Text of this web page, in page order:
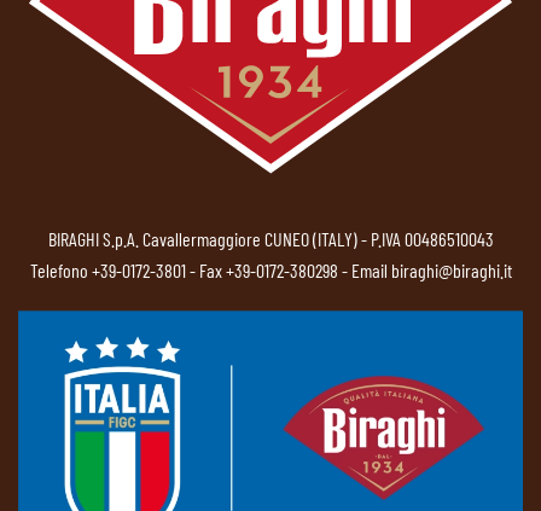
BIRAGHI S.p.A. Cavallermaggiore CUNEO (ITALY) - P.IVA 00486510043
Telefono +39-0172-3801- Fax +39-0172-380298 - Email biraghi@biraghi.it